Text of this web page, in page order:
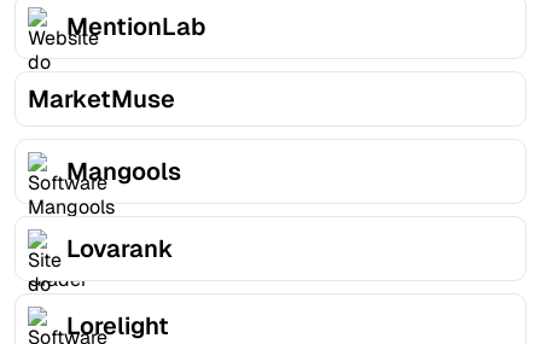
MentionLab
MarketMuse
Mangools
Lovarank
Lorelight